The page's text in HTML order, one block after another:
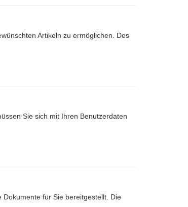
Artikeln zu ermöglichen. Des
Sie sich mit Ihren Benutzerdaten
für Sie bereitgestellt. Die